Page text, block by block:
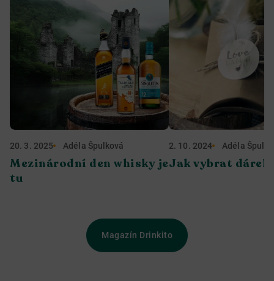
20. 3. 2025 Adéla Špulková
Mezinárodní den whisky je
tu
2. 10. 2024 Adéla
Jak vybrat dárek
Magazín Drinkito